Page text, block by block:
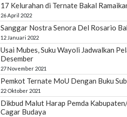
17 Kelurahan di Ternate Bakal
26 April 2022
Sanggar Nostra Senora Del Rosario
12 Januari 2022
Usai Mubes, Suku Wayoli Jadwalkan
Desember
27 November 2021
Pemkot Ternate MoU Dengan Buku
22 Oktober 2021
Dikbud Malut Harap Pemda
Cagar Budaya